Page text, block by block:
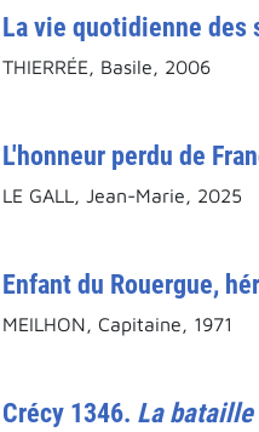
La vie quotidienne des
THIERRÉE, Basile, 2006
L'honneur perdu de
LE GALL, Jean-Marie, 2025
Enfant du Rouergue,
MEILHON, Capitaine, 1971
Crécy 1346. La bataille